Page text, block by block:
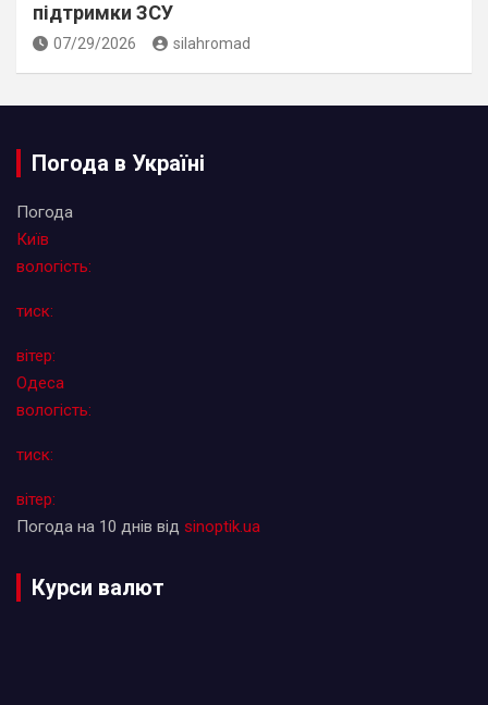
підтримки ЗСУ
07/29/2026 silahromad
Погода в Україні
Погода
Київ
вологість:
тиск:
вітер:
Одеса
вологість:
тиск:
вітер:
Погода на 10 днів від sinoptik.ua
Курси валют